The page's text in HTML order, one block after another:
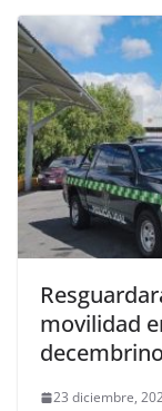
movilidad
decembrino
23 diciembre,